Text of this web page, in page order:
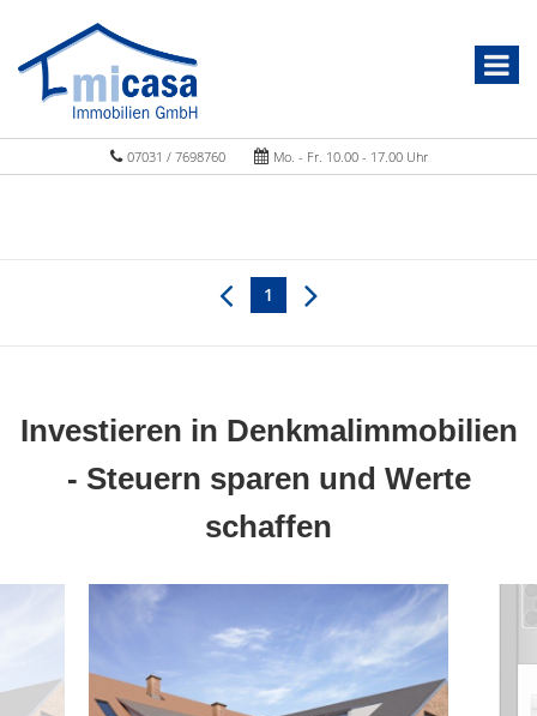
07031 / 7698760 Mo. - Fr. 10.00 - 17.00 Uhr
1
Investieren in Denkmalimmobilien
- Steuern sparen und Werte
schaffen